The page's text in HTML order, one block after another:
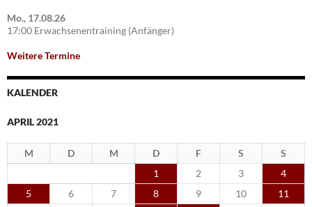
Mo., 17.08.26
17:00 Erwachsenentraining (Anfänger)
Weitere Termine
KALENDER
APRIL 2021
M D M D F S
S
1
2 3
4
5
6 7 8 9 10
11